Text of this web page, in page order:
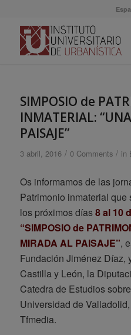
SIMPOSIO de
INMATERIAL:
PAISAJE”
3 abril, 2016 / 0 Comments / in
Os informamos de las
Patrimonio inmaterial
los próximos días8 al 10
“SIMPOSIO de
MIRADA AL PAISAJE”,
Fundación Jiménez Díaz,
Castilla y León, la
Catedra de Estudios
Universidad de
Tfmedia.